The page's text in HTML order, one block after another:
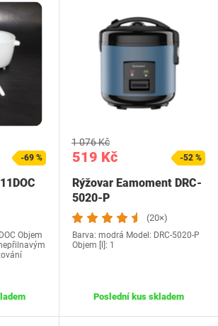
-69 %
Objem
519 Kč
1 076 Kč
-52 %
Rýžovar Eamoment DRC-
5020-P
(20×)
Barva: modrá Model: ‎DRC-5020-P
Objem [l]: 1
Poslední kus skladem